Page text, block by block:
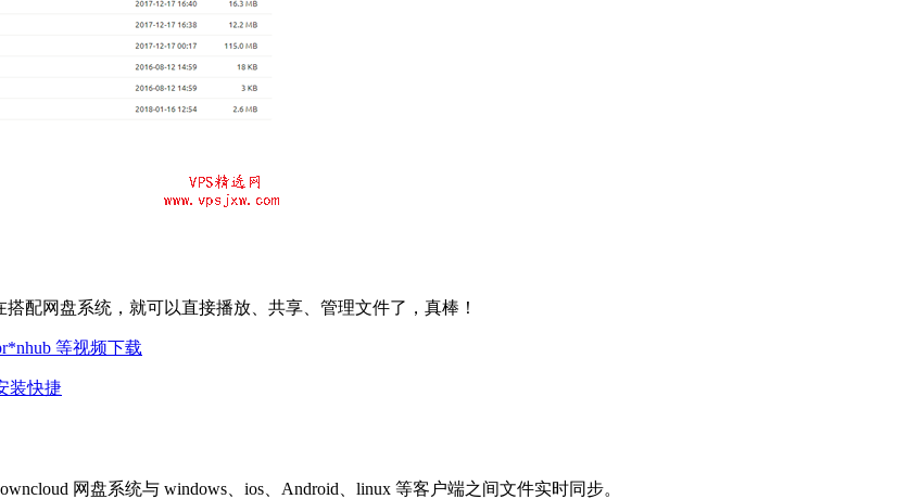
配网盘系统，就可以直接播放、共享、管理文件了，真棒！
等视频下载
装快捷
网盘系统与 windows、ios、Android、linux 等客户端之间文件实时同步。